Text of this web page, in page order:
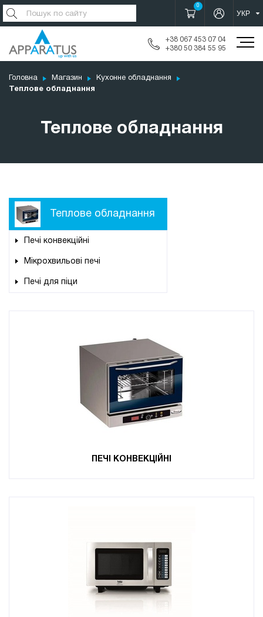
0
+38 067 453 07 04
+380 50 384 55 95
Головна Магазин
Кухонне обладнання
Теплове обладнання
Теплове обладнання
Теплове обладнання
Печі конвекційні
Мікрохвильові печі
Печі для піци
ПЕЧІ КОНВЕКЦІЙНІ